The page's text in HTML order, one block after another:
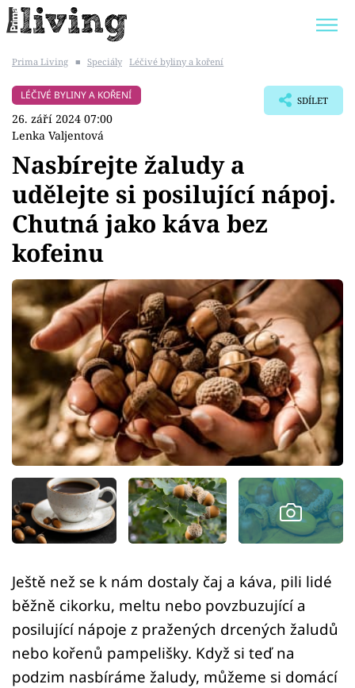
BYDLENÍ SLAVNÝCH
ZAHRADA
Témata
Bydlení
Zahrada
Design
Sledujte prima+
Přihlášení
Sledujte nás
Prima Living ■ Speciály Léčivé byliny a koření
LÉČIVÉ BYLINY A KOŘENÍ
26. září 2024 07:00
Lenka Valjentová
SDÍLET
Nasbírejte žaludy a
udělejte si posilující nápoj.
Chutná jako káva bez
kofeinu
Ještě než se k nám dostaly čaj a káva, pili lidé
běžně cikorku, meltu nebo povzbuzující a
posilující nápoje z pražených drcených žaludů
nebo kořenů pampelišky. Když si teď na
podzim nasbíráme žaludy, můžeme si domácí